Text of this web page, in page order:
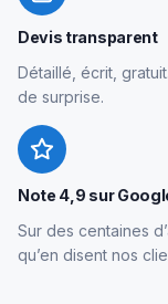
Devis transparent
Détaillé, écrit,
de surprise.
Note 4,9 sur
Sur des centaines
qu’en disent nos